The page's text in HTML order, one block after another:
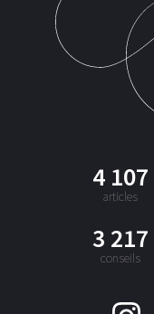
4 107
articles
3 217
conseils